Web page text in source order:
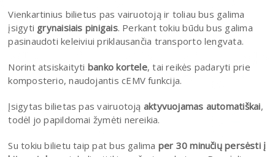
Vienkartinius bilietus pas vairuotoją ir toliau bus galima
įsigyti grynaisiais pinigais. Perkant tokiu būdu bus galima
pasinaudoti keleiviui priklausančia transporto lengvata.
Norint atsiskaityti banko kortele, tai reikės padaryti prie
komposterio, naudojantis cEMV funkcija.
Įsigytas bilietas pas vairuotoją aktyvuojamas automatiškai,
todėl jo papildomai žymėti nereikia.
Su tokiu bilietu taip pat bus galima per 30 minučių persėsti į